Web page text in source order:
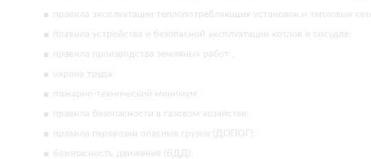
правила эксплуатации теплопотребляющих установок и тепловых
правила устройства и безопасной эксплуатации котлов и сосудов;
правила производства земляных работ ;
охрана труда;
пожарно-технический минимум;
правила безопасности в газовом хозяйстве;
правила перевозки опасных грузов (ДОПОГ);
безопасность движения (БДД);